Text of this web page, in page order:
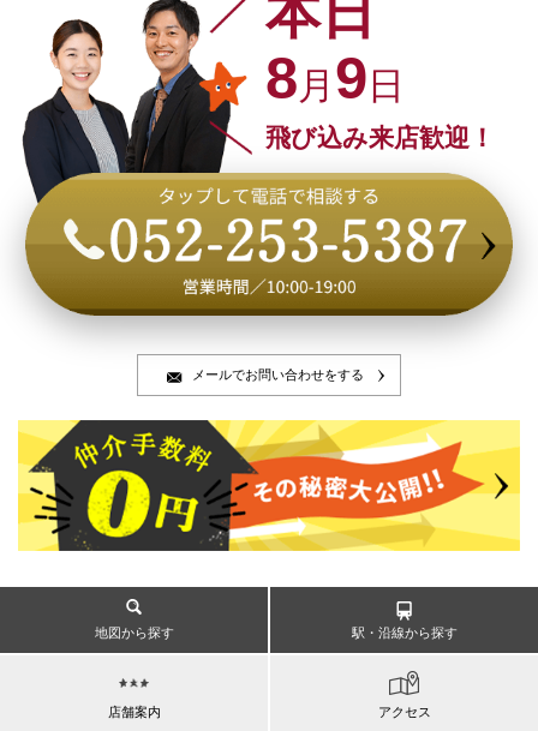
本日
8月 9 日
飛び込み来店歓迎！
メールでお問い合わせをする
地図から探す 駅・沿線から探す
店舗案内 アクセス